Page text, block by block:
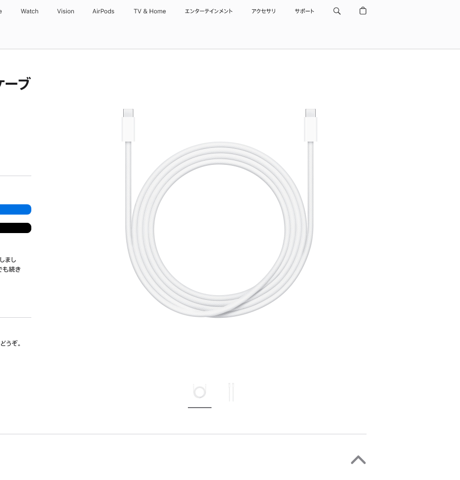
Watch Vision AirPods TV & Home エンターテインメント アクセサリ サポート
ブ
まし
も続き
ぞ。